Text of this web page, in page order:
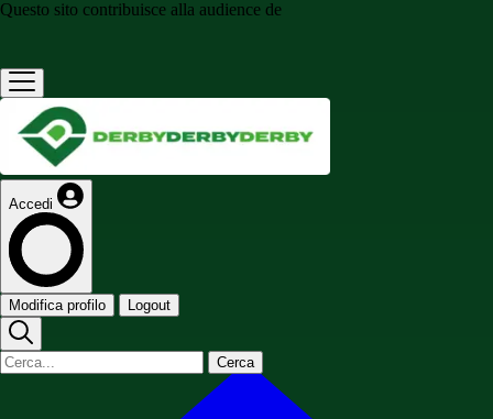
Questo sito contribuisce alla audience de
Accedi
Modifica profilo Logout
Cerca